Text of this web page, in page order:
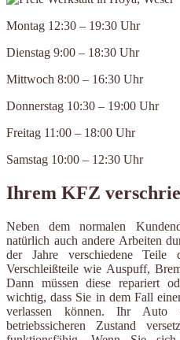
Montag 12:30 – 19:30 Uhr
Dienstag 9:00 – 18:30 Uhr
Mittwoch 8:00 – 16:30 Uhr
Donnerstag 10:30 – 19:00 Uhr
Freitag 11:00 – 18:00 Uhr
Samstag 10:00 – 12:30 Uhr
Ihrem KFZ
Neben dem normalen
natürlich auch andere Arbeiten
der Jahre verschiedene Teile
Verschleißteile wie Auspuff,
Dann müssen diese repariert
wichtig, dass Sie in dem Fall
verlassen können. Ihr
betriebssicheren Zustand